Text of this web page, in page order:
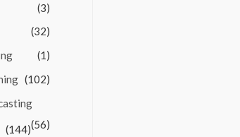
(3)
(32)
(1)
(102)
(56)
(144)